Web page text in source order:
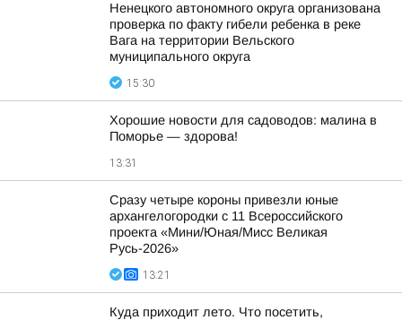
Ненецкого автономного округа организована
проверка по факту гибели ребенка в реке
Вага на территории Вельского
муниципального округа
15:30
Хорошие новости для садоводов: малина в
Поморье — здорова!
13:31
Сразу четыре короны привезли юные
архангелогородки с 11 Всероссийского
проекта «Мини/Юная/Мисс Великая
Русь-2026»
13:21
Куда приходит лето. Что посетить,